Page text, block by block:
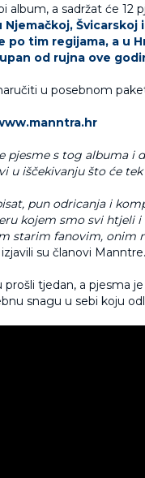
album, a sadržat će 12
Njemačkoj,
tim regijama, a u
od rujna ove
u posebnom
pjesme s tog albuma i
u iščekivanju što će
pun odricanja i
kojem smo svi htjeli i
starim fanovim, onim
izjavili su članovi Manntre.
prošli tjedan, a pjesma
snagu u sebi koju